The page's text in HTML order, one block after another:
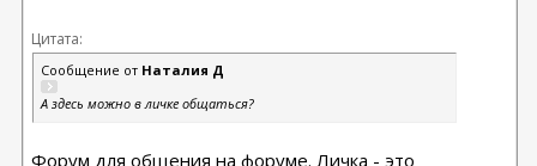
Цитата:
Сообщение от Наталия Д
А здесь можно в личке общаться?
Форум для общения на форуме. Личка - это